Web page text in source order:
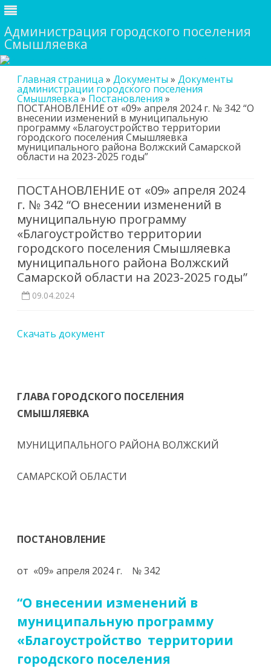
Администрация городского поселения
Смышляевка
to
content
Главная страница » Документы » Документы
администрации городского поселения
Смышляевка» Постановления »
ПОСТАНОВЛЕНИЕ от «09» апреля 2024 г. № 342 “О
внесении изменений в муниципальную
программу «Благоустройство территории
городского поселения Смышляевка
муниципального района Волжский Самарской
области на 2023-2025 годы”
ПОСТАНОВЛЕНИЕ от «09» апреля 2024
г. № 342 “О внесении изменений в
муниципальную программу
«Благоустройство территории
городского поселения Смышляевка
муниципального района Волжский
Самарской области на 2023-2025 годы”
09.04.2024
Скачать документ
ГЛАВА ГОРОДСКОГО ПОСЕЛЕНИЯ
СМЫШЛЯЕВКА
МУНИЦИПАЛЬНОГО РАЙОНА ВОЛЖСКИЙ
САМАРСКОЙ ОБЛАСТИ
ПОСТАНОВЛЕНИЕ
от «09» апреля 2024 г. № 342
“О внесении изменений в
муниципальную программу
«Благоустройство территории
городского поселения